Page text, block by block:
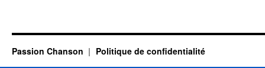
Passion Chanson Politique de confidentialité